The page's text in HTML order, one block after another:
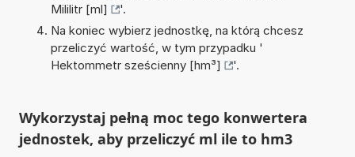
Mililitr [ml]
'.
Na koniec wybierz jednostkę, na którą chcesz
przeliczyć wartość, w tym przypadku '
Hektommetr sześcienny [hm³]
'.
Wykorzystaj pełną moc tego konwertera
jednostek, aby przeliczyć ml ile to hm3